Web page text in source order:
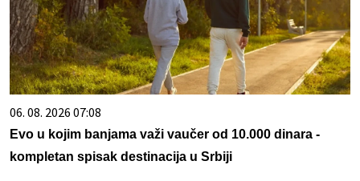
06. 08. 2026 07:08
Evo u kojim banjama važi vaučer od 10.000 dinara -
kompletan spisak destinacija u Srbiji